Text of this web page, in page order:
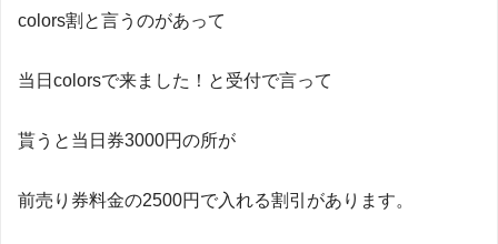
colors割と言うのがあって
当日colorsで来ました！と受付で言って
貰うと当日券3000円の所が
前売り券料金の2500円で入れる割引があります。